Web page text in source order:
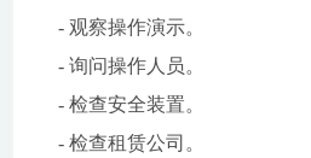
- 观察操作演示。
- 询问操作人员。
- 检查安全装置。
- 检查租赁公司。